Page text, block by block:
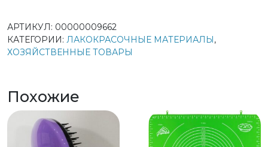
АРТИКУЛ: 00000009662
КАТЕГОРИИ: ЛАКОКРАСОЧНЫЕ МАТЕРИАЛЫ,
ХОЗЯЙСТВЕННЫЕ ТОВАРЫ
Похожие